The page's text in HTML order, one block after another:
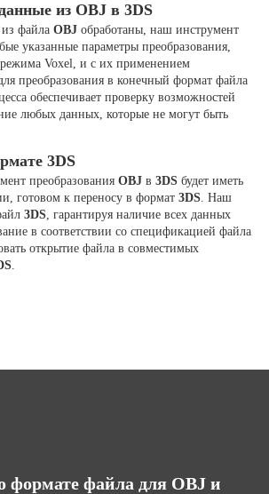
из OBJ в 3DS
из файла OBJ обработаны, наш инструмент
указанные параметры преобразования,
режима Voxel, и с их применением
преобразования в конечный формат файла
обеспечивает проверку возможностей
любых данных, которые не могут быть
3DS
преобразования OBJ в 3DS будет иметь
готовом к переносу в формат 3DS. Наш
3DS, гарантируя наличие всех данных
в соответствии со спецификацией файла
открытие файла в совместимых
.
файла для OBJ и